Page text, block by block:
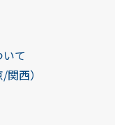
て
西）